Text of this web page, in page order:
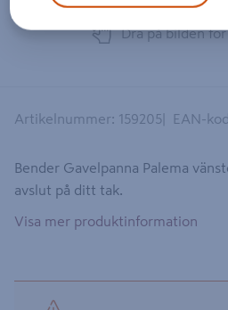
Dra på bilden
Artikelnummer: 159205 EAN-kod
Bender Gavelpanna Palema
avslut på ditt tak.
Visa mer produktinformation